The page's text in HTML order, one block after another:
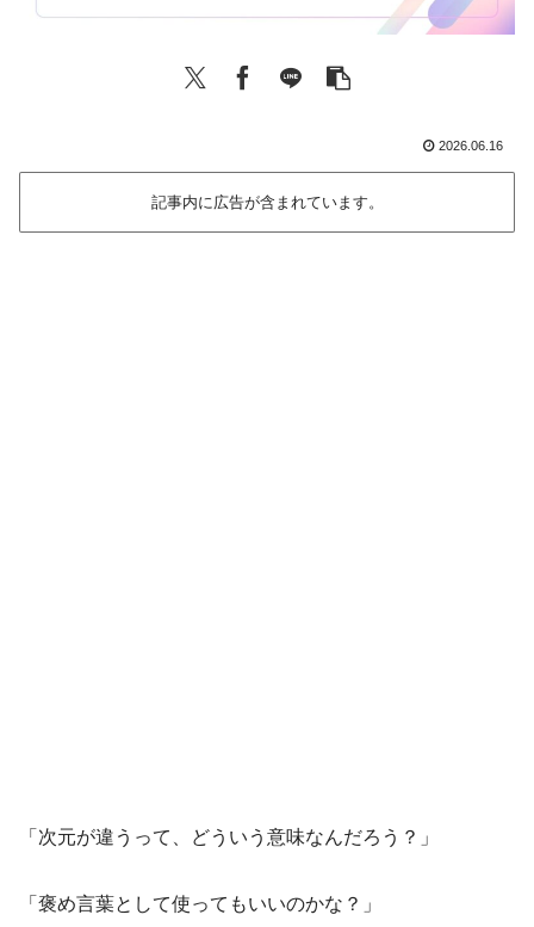
2026.06.16
記事内に広告が含まれています。
「次元が違うって、どういう意味なんだろう？」
「褒め言葉として使ってもいいのかな？」